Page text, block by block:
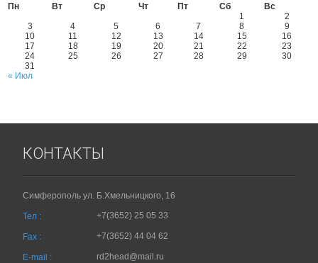
Пн
Вт Ср Чт Пт Сб
Вс
1
2
3
4 5 6 7 8
9
10
11 12 13 14 15
16
17
18 19 20 21 22
23
24
25 26 27 28 29
30
31
« Июл
КОНТАКТЫ
Симферополь ул. Б.Хмельницкого, 16
Тел : +7(3652) 25 05 33
Fax : +7(3652) 44 04 62
E-mail : rd2head@mail.ru